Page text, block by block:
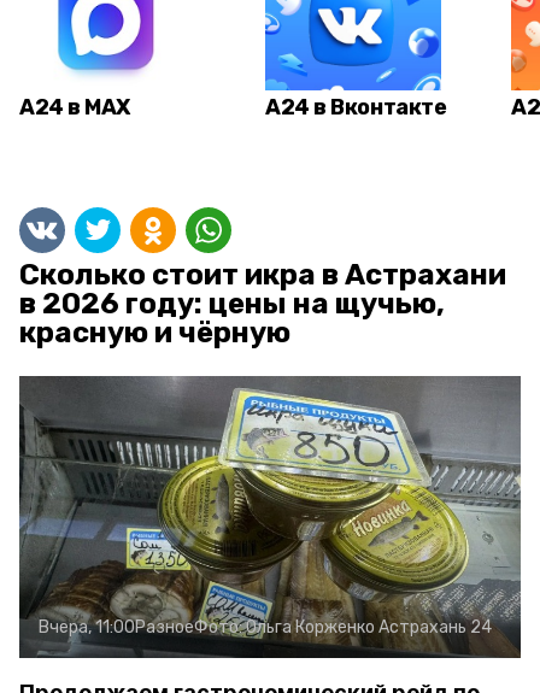
А24 в MAX А24 в Вконтакте
Сколько стоит икра в Астрахани
в 2026 году: цены на щучью,
красную и чёрную
Вчера, 11:00РазноеФото:Ольга Корженко Астрахань 24